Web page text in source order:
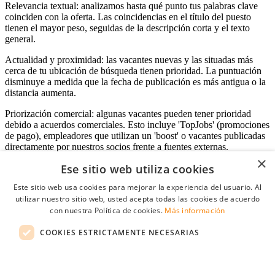
Relevancia textual: analizamos hasta qué punto tus palabras clave
coinciden con la oferta. Las coincidencias en el título del puesto
tienen el mayor peso, seguidas de la descripción corta y el texto
general.
Actualidad y proximidad: las vacantes nuevas y las situadas más
cerca de tu ubicación de búsqueda tienen prioridad. La puntuación
disminuye a medida que la fecha de publicación es más antigua o la
distancia aumenta.
Priorización comercial: algunas vacantes pueden tener prioridad
debido a acuerdos comerciales. Esto incluye 'TopJobs' (promociones
de pago), empleadores que utilizan un 'boost' o vacantes publicadas
directamente por nuestros socios frente a fuentes externas.
Acceso empresas
Contraseña
×
Ese sitio web utiliza cookies
Este sitio web usa cookies para mejorar la experiencia del usuario. Al
utilizar nuestro sitio web, usted acepta todas las cookies de acuerdo
con nuestra Política de cookies. Más información
COOKIES ESTRICTAMENTE NECESARIAS